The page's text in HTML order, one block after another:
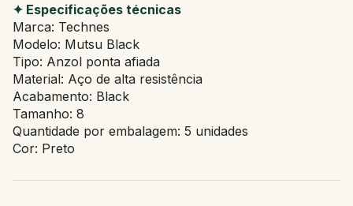
✦ Especificações técnicas
Marca: Technes
Modelo: Mutsu Black
Tipo: Anzol ponta afiada
Material: Aço de alta resistência
Acabamento: Black
Tamanho: 8
Quantidade por embalagem: 5 unidades
Cor: Preto